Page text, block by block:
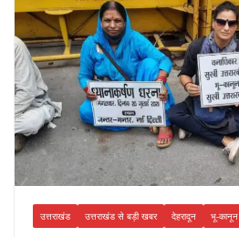
उत्तराखंड उत्तराखंड से बड़ी खबर देहरादून भू-कानून